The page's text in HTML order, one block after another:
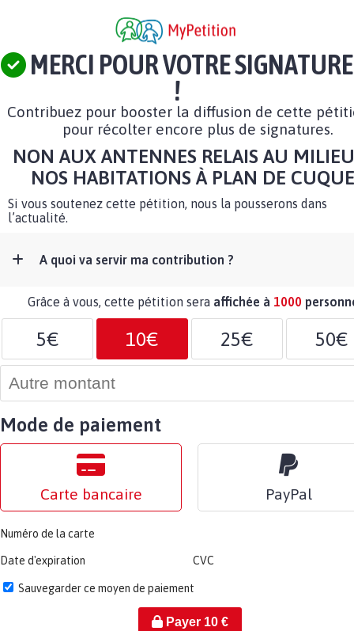
MERCI POUR VOTRE SIGNATURE
!
Contribuez pour booster la diffusion de cette
pour récolter encore plus de signatures.
NON AUX ANTENNES RELAIS AU
NOS HABITATIONS À PLAN DE
Si vous soutenez cette pétition, nous la pousserons dans
l’actualité.
A quoi va servir ma contribution ?
Grâce à vous, cette pétition sera affichée à 1000
5€ 10€ 25€ 50€
Mode de paiement
Carte bancaire PayPal
Numéro de la carte
Date d'expiration CVC
Sauvegarder ce moyen de paiement
Payer 10€